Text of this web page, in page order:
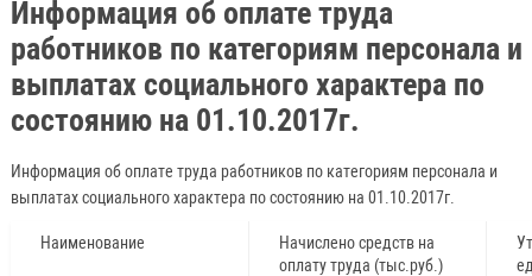
Информация об оплате труда
работников по категориям персонала и
выплатах социального характера по
состоянию на 01.10.2017г.
Информация об оплате труда работников по категориям персонала и
выплатах социального характера по состоянию на 01.10.2017г.
Наименование
Начислено средств на
оплату труда (тыс.руб.)